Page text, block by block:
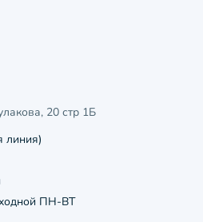
20 стр 1Б
линия)
ПН-ВТ